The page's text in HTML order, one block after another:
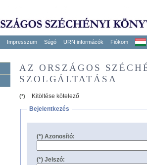
Impresszum Súgó URN informácók Fiókom
AZ ORSZÁGOS
SZOLGÁLTATÁSA
(*)
Kitöltése kötelező
Bejelentkezés
(*) Azonosító:
(*) Jelszó: